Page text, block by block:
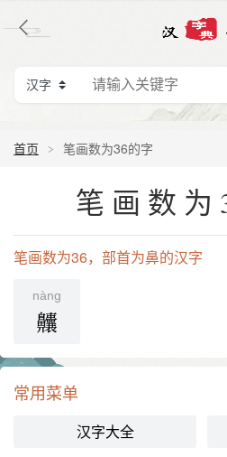
首页 笔画数为36的字
笔画数为
笔画数为36，部首为鼻的汉字
nàng
齉
常用菜单
汉字大全